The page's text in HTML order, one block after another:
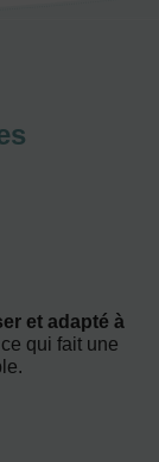
et adapté à
qui fait une